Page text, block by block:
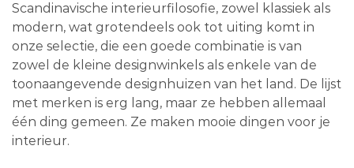
Scandinavische interieurfilosofie, zowel klassiek als
modern, wat grotendeels ook tot uiting komt in
onze selectie, die een goede combinatie is van
zowel de kleine designwinkels als enkele van de
toonaangevende designhuizen van het land. De lijst
met merken is erg lang, maar ze hebben allemaal
één ding gemeen. Ze maken mooie dingen voor je
interieur.